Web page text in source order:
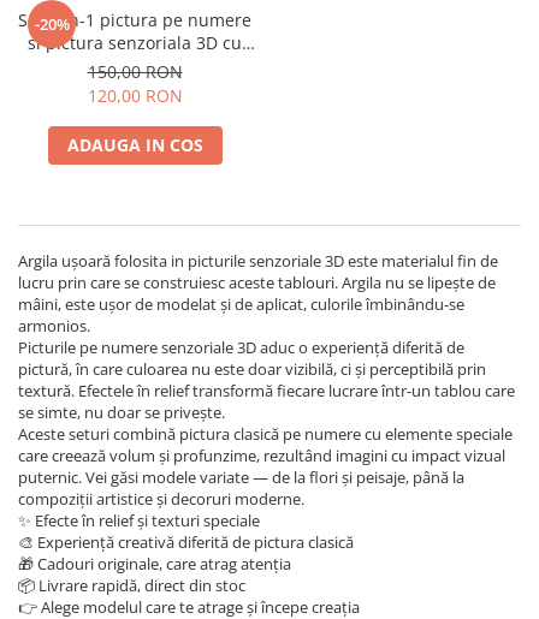
-20%
Set 2-in-1 pictura pe numere
si pictura senzoriala 3D cu
argila usoara, Pisica cu
coronita, 30x40 cm
150,00 RON
120,00 RON
ADAUGA IN COS
Argila ușoară folosita in picturile senzoriale 3D este materialul fin de
lucru prin care se construiesc aceste tablouri. Argila nu se lipește de
mâini, este ușor de modelat și de aplicat, culorile îmbinându-se
armonios.
Picturile pe numere senzoriale 3D aduc o experiență diferită de
pictură, în care culoarea nu este doar vizibilă, ci și perceptibilă prin
textură. Efectele în relief transformă fiecare lucrare într-un tablou care
se simte, nu doar se privește.
Aceste seturi combină pictura clasică pe numere cu elemente speciale
care creează volum și profunzime, rezultând imagini cu impact vizual
puternic. Vei găsi modele variate — de la flori și peisaje, până la
compoziții artistice și decoruri moderne.
✨ Efecte în relief și texturi speciale
🎨 Experiență creativă diferită de pictura clasică
🎁 Cadouri originale, care atrag atenția
📦 Livrare rapidă, direct din stoc
👉 Alege modelul care te atrage și începe creația